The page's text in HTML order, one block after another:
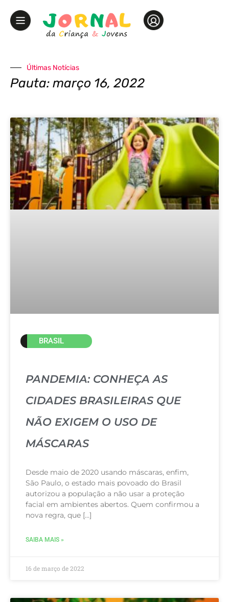
Últimas Notícias
Pauta: março 16, 2022
BRASIL
PANDEMIA: CONHEÇA AS
CIDADES BRASILEIRAS QUE
NÃO EXIGEM O USO DE
MÁSCARAS
Desde maio de 2020 usando máscaras, enfim,
São Paulo, o estado mais povoado do Brasil
autorizou a população a não usar a proteção
facial em ambientes abertos. Quem confirmou a
nova regra, que […]
SAIBA MAIS »
16 de março de 2022